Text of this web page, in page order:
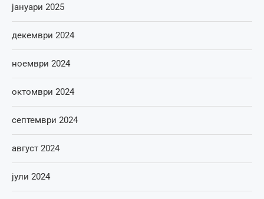
јануари 2025
декември 2024
ноември 2024
октомври 2024
септември 2024
август 2024
јули 2024